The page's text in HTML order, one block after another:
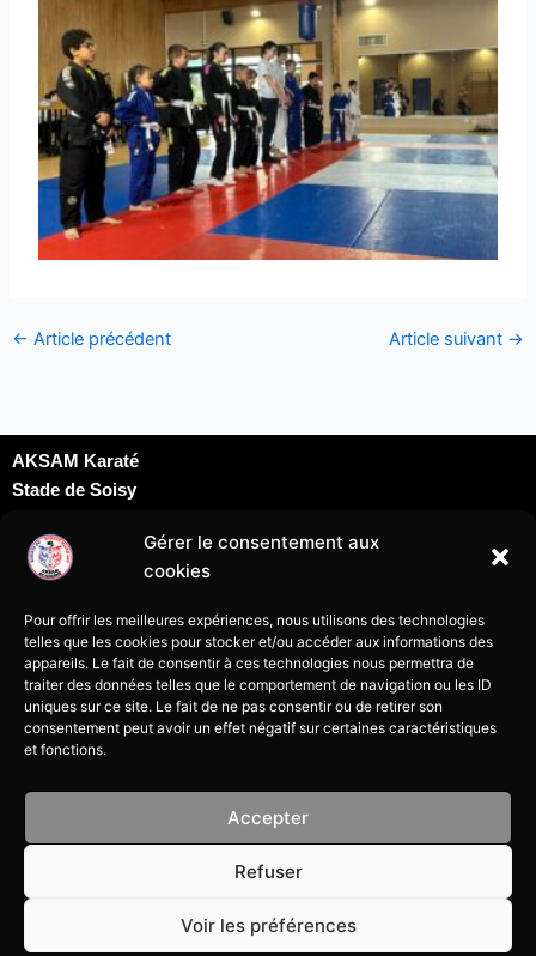
Gérer le consentement aux
cookies
Pour offrir les meilleures expériences, nous utilisons des technologies
telles que les cookies pour stocker et/ou accéder aux informations des
appareils. Le fait de consentir à ces technologies nous permettra de
traiter des données telles que le comportement de navigation ou les ID
uniques sur ce site. Le fait de ne pas consentir ou de retirer son
consentement peut avoir un effet négatif sur certaines caractéristiques
et fonctions.
Accepter
Refuser
Voir les préférences
← Article précédent Article suivant →
AKSAM Karaté
Stade de Soisy
Rue du docteur Schweitzer
95230 Soisy sous Montmorency
07 69 24 09 69
Politique de cookies
Tous droits réservés à l’association Aksam Karaté de Soisy-